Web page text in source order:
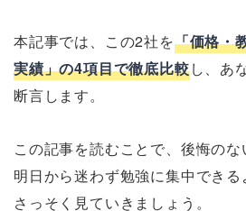
本記事では、この2社を「価格・
実績」の4項目で徹底比較し、あ
断言します。
この記事を読むことで、後悔のな
明日から迷わず勉強に集中できる
さっそく見ていきましょう。